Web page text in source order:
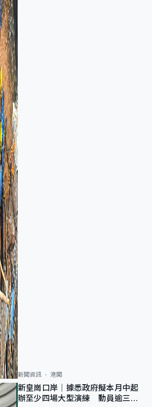
新聞資訊 港聞
新皇崗口岸｜據悉政府擬本月中起
辦至少四場大型演練 動員逾三萬